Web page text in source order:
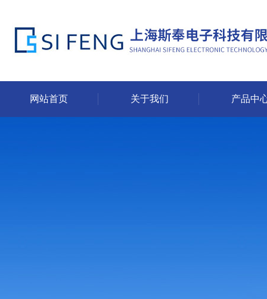
网站首页 关于我们 产品中